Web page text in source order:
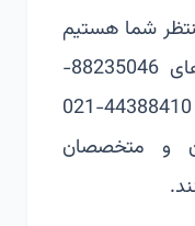
شما هستیم
یا می‌توانبد با شماره تماس‌های 88235046-
021 و 44388409-021 و 44388410-021
و متخصصان